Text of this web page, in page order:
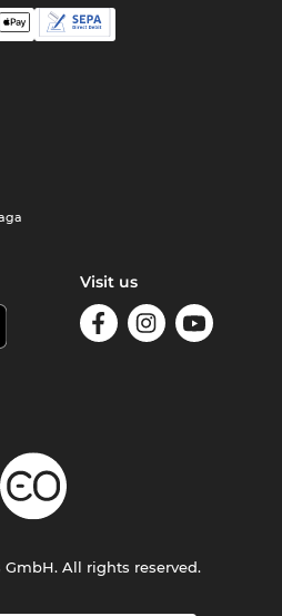
Visit us
GmbH. All rights reserved.